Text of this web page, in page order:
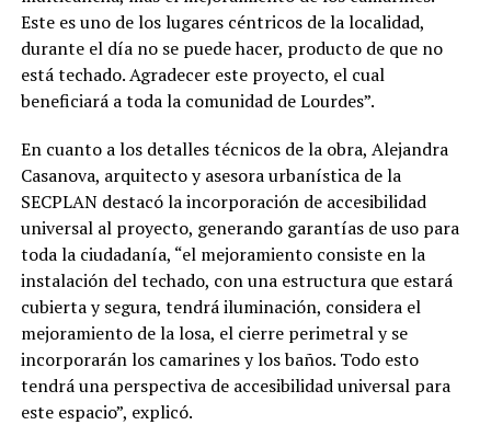
Este es uno de los lugares céntricos de la localidad,
durante el día no se puede hacer, producto de que no
está techado. Agradecer este proyecto, el cual
beneficiará a toda la comunidad de Lourdes”.
En cuanto a los detalles técnicos de la obra, Alejandra
Casanova, arquitecto y asesora urbanística de la
SECPLAN destacó la incorporación de accesibilidad
universal al proyecto, generando garantías de uso para
toda la ciudadanía, “el mejoramiento consiste en la
instalación del techado, con una estructura que estará
cubierta y segura, tendrá iluminación, considera el
mejoramiento de la losa, el cierre perimetral y se
incorporarán los camarines y los baños. Todo esto
tendrá una perspectiva de accesibilidad universal para
este espacio”, explicó.